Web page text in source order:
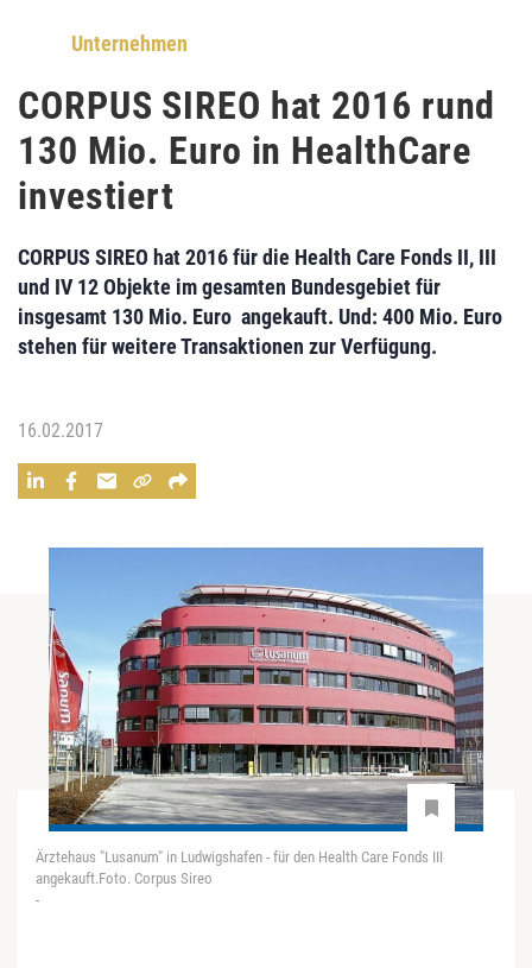
Unternehmen
CORPUS SIREO hat 2016 rund
130 Mio. Euro in HealthCare
investiert
CORPUS SIREO hat 2016 für die Health Care Fonds II, III
und IV 12 Objekte im gesamten Bundesgebiet für
insgesamt 130 Mio. Euro angekauft. Und: 400 Mio. Euro
stehen fürweitere Transaktionen zur Verfügung.
16.02.2017
Ärztehaus "Lusanum" in Ludwigshafen - für den Health Care Fonds III
angekauft.Foto. Corpus Sireo
-